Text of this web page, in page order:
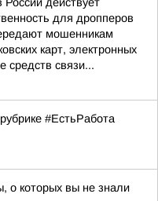
для дропперов
мошенникам
карт, электронных
средств связи...
#ЕстьРабота
о которых вы не знали